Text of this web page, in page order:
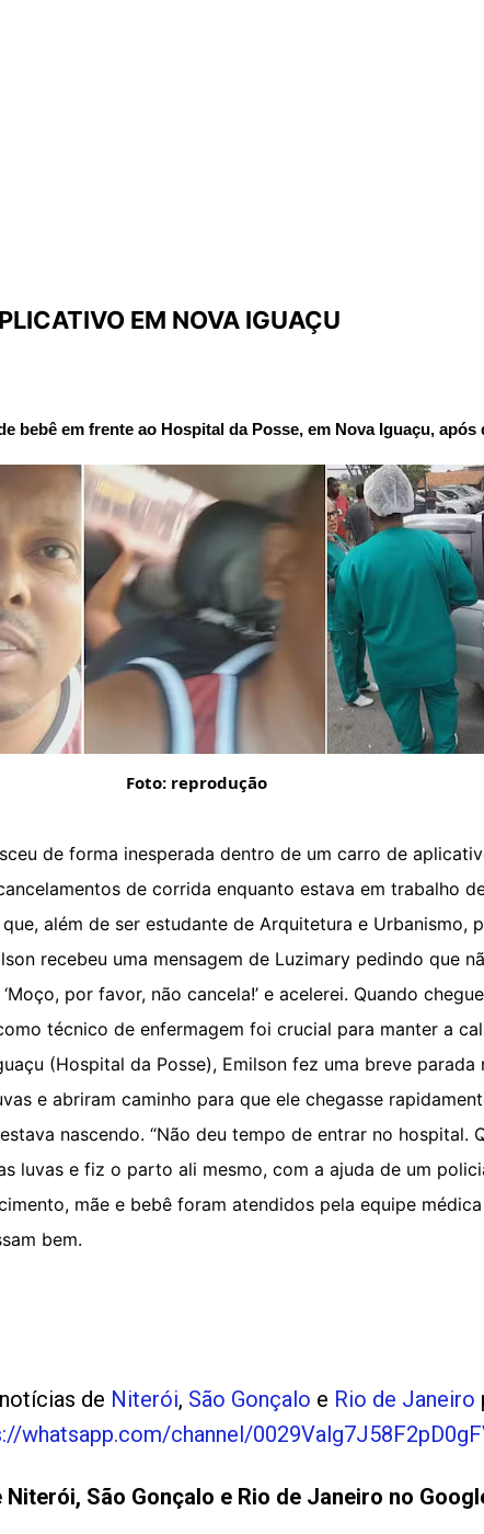
EM NOVA IGUAÇU
bebê em frente ao Hospital da Posse, em Nova Iguaçu,
Foto: reprodução
de forma inesperada dentro de um carro de
de corrida enquanto estava em trabalho
além de ser estudante de Arquitetura e Urbanismo,
recebeu uma mensagem de Luzimary pedindo que
por favor, não cancela!’ e acelerei. Quando
técnico de enfermagem foi crucial para manter a
(Hospital da Posse), Emilson fez uma breve parada
e abriram caminho para que ele chegasse
nascendo. “Não deu tempo de entrar no hospital.
luvas e fiz o parto ali mesmo, com a ajuda de um
mãe e bebê foram atendidos pela equipe
bem.
de Niterói, São Gonçalo e Rio de Janeiro
whatsapp.com/channel/
São Gonçalo e Rio de Janeiro no